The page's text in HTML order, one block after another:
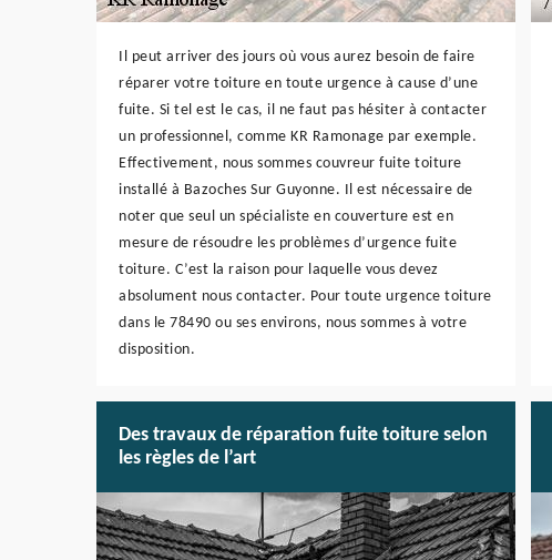
Il peut arriver des jours où vous aurez besoin de faire
réparer votre toiture en toute urgence à cause d’une
fuite. Si tel est le cas, il ne faut pas hésiter à contacter
un professionnel, comme KR Ramonage par exemple.
Effectivement, nous sommes couvreur fuite toiture
installé à Bazoches Sur Guyonne. Il est nécessaire de
noter que seul un spécialiste en couverture est en
mesure de résoudre les problèmes d’urgence fuite
toiture. C’est la raison pour laquelle vous devez
absolument nous contacter. Pour toute urgence toiture
dans le 78490 ou ses environs, nous sommes à votre
disposition.
Des travaux de réparation fuite toiture selon
les règles de l’art